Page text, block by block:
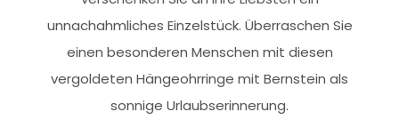
unnachahmliches Einzelstück. Überraschen Sie
einen besonderen Menschen mit diesen
vergoldeten Hängeohrringe mit Bernstein als
sonnige Urlaubserinnerung.